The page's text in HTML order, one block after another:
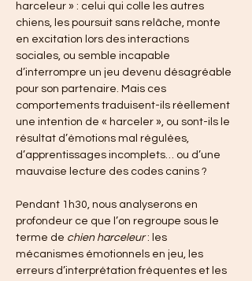
harceleur » : celui qui colle les autres
chiens, les poursuit sans relâche, monte
en excitation lors des interactions
sociales, ou semble incapable
d’interrompre un jeu devenu désagréable
pour son partenaire. Mais ces
comportements traduisent-ils réellement
une intention de « harceler », ou sont-ils le
résultat d’émotions mal régulées,
d’apprentissages incomplets… ou d’une
mauvaise lecture des codes canins ?
Pendant 1h30, nous analyserons en
profondeur ce que l’on regroupe sous le
terme de chien harceleur : les
mécanismes émotionnels en jeu, les
erreurs d’interprétation fréquentes et les